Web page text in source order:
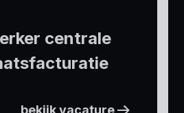
centrale
bekijk vacature